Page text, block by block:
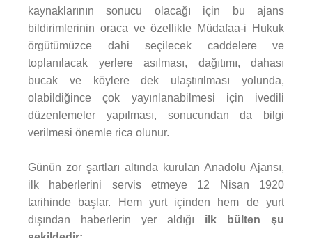
kaynaklarının sonucu olacağı için bu ajans
bildirimlerinin oraca ve özellikle Müdafaa-i Hukuk
örgütümüzce dahi seçilecek caddelere ve
toplanılacak yerlere asılması, dağıtımı, dahası
bucak ve köylere dek ulaştırılması yolunda,
olabildiğince çok yayınlanabilmesi için ivedili
düzenlemeler yapılması, sonucundan da bilgi
verilmesi önemle rica olunur.
Günün zor şartları altında kurulan Anadolu Ajansı,
ilk haberlerini servis etmeye 12 Nisan 1920
tarihinde başlar. Hem yurt içinden hem de yurt
dışından haberlerin yer aldığı ilk bülten şu